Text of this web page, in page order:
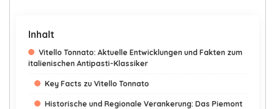
Inhalt
Vitello Tonnato: Aktuelle Entwicklungen und Fakten zum
italienischen Antipasti-Klassiker
Key Facts zu Vitello Tonnato
Historische und Regionale Verankerung: Das Piemont